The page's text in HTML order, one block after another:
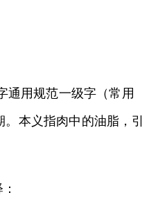
通用规范一级字（常用
本义指肉中的油脂，引